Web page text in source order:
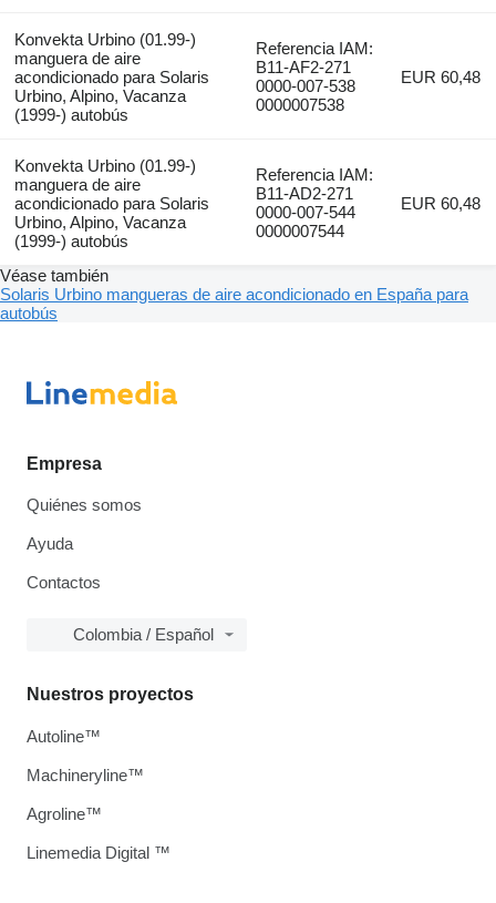
Konvekta Urbino (01.99-)
manguera de aire
acondicionado para Solaris
Urbino, Alpino, Vacanza
(1999-) autobús
Referencia IAM:
B11-AF2-271
0000-007-538
0000007538
EUR 60,48
Konvekta Urbino (01.99-)
manguera de aire
acondicionado para Solaris
Urbino, Alpino, Vacanza
(1999-) autobús
Referencia IAM:
B11-AD2-271
0000-007-544
0000007544
EUR 60,48
Véase también
Solaris Urbino mangueras de aire acondicionado en España para
autobús
Empresa
Quiénes somos
Ayuda
Contactos
Colombia / Español
Nuestros proyectos
Autoline™
Machineryline™
Agroline™
Linemedia Digital ™